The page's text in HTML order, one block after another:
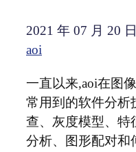
2021 年 07 月 20 日
aoi
一直以来,aoi在图
常用到的软件分析
查、灰度模型、特
分析、图形配对和